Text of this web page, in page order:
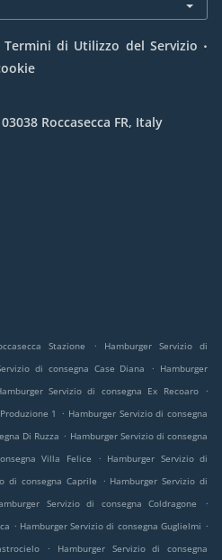
Termini di Utilizzo del Servizio .
Roccasecca FR, Italy
Stazione .
Hamburger Servizio di
di consegna Case Diana . Hamburger
Servizio di consegna Ex Recoaro
.
1
. Hamburger Servizio di consegna
Di Ruzza . Hamburger Servizio di consegna
Villa Felice . Hamburger Servizio di
di consegna Caprile . Hamburger Servizio di
Servizio di consegna Coldragone
.
. Hamburger Servizio di consegna Guglielmi .
.
Hamburger Servizio di consegna